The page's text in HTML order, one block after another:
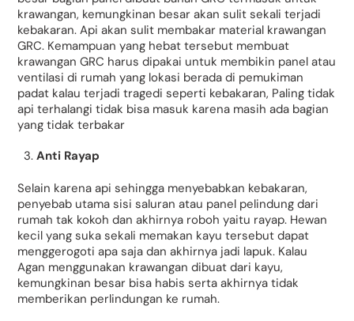
krawangan, kemungkinan besar akan sulit sekali terjadi
kebakaran. Api akan sulit membakar material krawangan
GRC. Kemampuan yang hebat tersebut membuat
krawangan GRC harus dipakai untuk membikin panel atau
ventilasi di rumah yang lokasi berada di pemukiman
padat kalau terjadi tragedi seperti kebakaran, Paling tidak
api terhalangi tidak bisa masuk karena masih ada bagian
yang tidak terbakar
Anti Rayap
Selain karena api sehingga menyebabkan kebakaran,
penyebab utama sisi saluran atau panel pelindung dari
rumah tak kokoh dan akhirnya roboh yaitu rayap. Hewan
kecil yang suka sekali memakan kayu tersebut dapat
menggerogoti apa saja dan akhirnya jadi lapuk. Kalau
Agan menggunakan krawangan dibuat dari kayu,
kemungkinan besar bisa habis serta akhirnya tidak
memberikan perlindungan ke rumah.